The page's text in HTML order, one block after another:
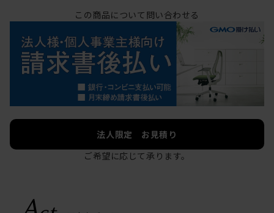
この商品について問い合わせる
法人限定 お見積り
ご希望に応じて承ります。